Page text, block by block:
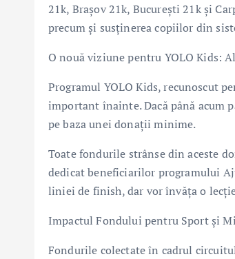
21k, Brașov 21k, București 21k și
precum și susținerea copiilor din
O nouă viziune pentru YOLO Kids:
Programul YOLO Kids, recunoscut
important înainte. Dacă până acum
pe baza unei donații minime.
Toate fondurile strânse din aceste
dedicat beneficiarilor programului
liniei de finish, dar vor învăța o
Impactul Fondului pentru Sport și
Fondurile colectate în cadrul